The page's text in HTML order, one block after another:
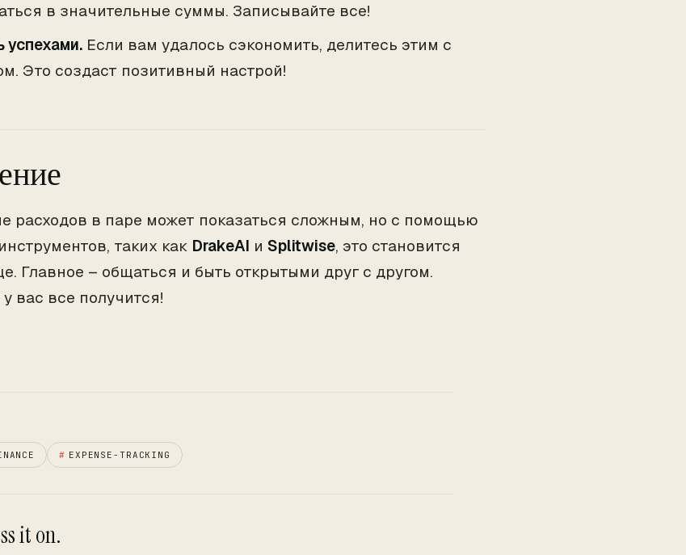
в значительные суммы. Записывайте все!
успехами. Если вам удалось сэкономить, делитесь этим с
Это создаст позитивный настрой!
расходов в паре может показаться сложным, но с помощью
таких как DrakeAI и Splitwise, это становится
Главное – общаться и быть открытыми друг с другом.
вас все получится!
# EXPENSE-TRACKING
it on.